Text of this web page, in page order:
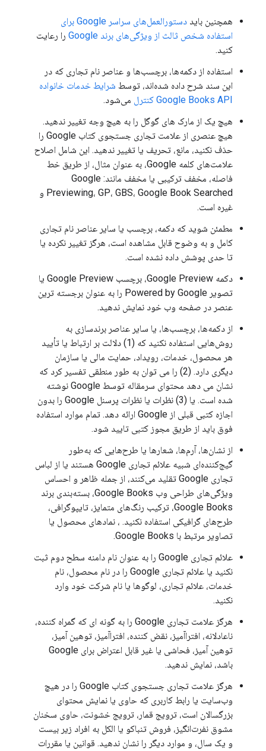
همچنین باید
دستورالعمل‌های سراسر Google برای
استفاده شخص ثالث از ویژگی‌های برند Google
را رعایت
کنید.
استفاده از دکمه‌ها، برچسب‌ها و عناصر نام تجاری که در
این سند شرح داده شده‌اند، توسط شرایط خدمات خانواده
Google Books API کنترل
می‌شود.
هیچ یک از مارک های گوگل را به هیچ وجه تغییر ندهید.
هیچ عنصری از علامت تجاری جستجوی کتاب Google را
حذف نکنید، مانع، تحریف یا تغییر ندهید. این شامل اصلاح
علامت‌های کلمه Google، به عنوان مثال، از طریق خط
فاصله، مخفف ترکیبی یا مخفف مانند: Google
Previewing، GP، GBS، Google Book Searched و
غیره است.
مطمئن شوید که دکمه، برچسب یا سایر عناصر نام تجاری
کامل و به وضوح قابل مشاهده است، هرگز تغییر نکرده یا
تا حدی پوشش داده نشده است.
دکمه Google Preview، برچسب Google Preview یا
تصویر Powered by Google را به عنوان برجسته ترین
عنصر در صفحه وب خود نمایش ندهید.
از دکمه‌ها، برچسب‌ها، یا سایر عناصر برندسازی به
روش‌هایی استفاده نکنید که (1) دلالت بر ارتباط یا تأیید
هر محصول، خدمات، رویداد، حمایت مالی یا سازمان
دیگری دارد. (2) را می توان به طور منطقی تفسیر کرد که
نشان می دهد محتوای سرمقاله توسط Google نوشته
شده است. یا (3) نظرات یا نظرات پرسنل Google را بدون
اجازه کتبی قبلی از Google ارائه دهد. تمام موارد استفاده
فوق باید از طریق مجوز کتبی تایید شود.
از نشان‌ها، آرم‌ها، شعارها یا طرح‌هایی که به‌طور
گیج‌کننده‌ای شبیه علائم تجاری Google هستند یا از لباس
تجاری Google تقلید می‌کنند، از جمله ظاهر و احساس
ویژگی‌های طراحی وب Google Books، بسته‌بندی برند
Google Books، ترکیب رنگ‌های متمایز، تایپوگرافی،
طرح‌های گرافیکی استفاده نکنید. ، نمادهای محصول یا
تصاویر مرتبط با Google Books.
علائم تجاری Google را به عنوان نام دامنه سطح دوم ثبت
نکنید یا علائم تجاری Google را در نام محصول، نام
خدمات، علائم تجاری، لوگوها یا نام شرکت خود وارد
نکنید.
هرگز علامت تجاری Google را به گونه ای که گمراه کننده،
ناعادلانه، افتراآمیز، نقض کننده، افتراآمیز، توهین آمیز،
توهین آمیز، فحاشی یا غیر قابل اعتراض برای Google
باشد، نمایش ندهید.
هرگز علامت تجاری جستجوی کتاب Google را در هیچ
وب‌سایت یا رابط کاربری که حاوی یا نمایش محتوای
بزرگسالان است، ترویج قمار، ترویج خشونت، حاوی سخنان
مشوق نفرت‌انگیز، فروش تنباکو یا الکل به افراد زیر بیست
و یک سال، و موارد دیگر را نشان ندهید. قوانین یا مقررات